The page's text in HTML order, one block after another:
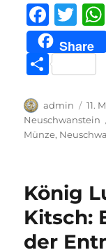
F
a
c
e
b
o
o
T
w
it
te
r
Share
T
le
n
Autor
admin
am
11.
Neuschwanstein
Münze,
König
Kitsch:
der